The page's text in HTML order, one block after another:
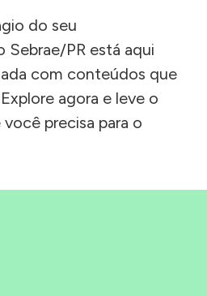
do seu
Sebrae/PR está aqui
com conteúdos que
agora e leve o
precisa para o